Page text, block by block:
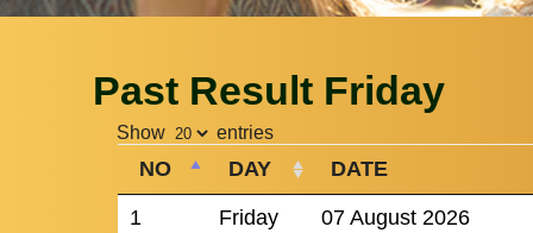
Past Result Friday
Show entries
NO DAY DATE
1 Friday
07 August 2026